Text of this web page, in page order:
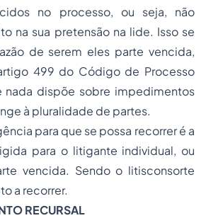
no processo, ou seja, não
na sua pretensão na lide. Isso se
de serem eles parte vencida,
499 do Código de Processo
nada dispõe sobre impedimentos
à pluralidade de partes.
para que se possa recorrer é a
para o litigante individual, ou
vencida. Sendo o litisconsorte
a recorrer.
RECURSAL